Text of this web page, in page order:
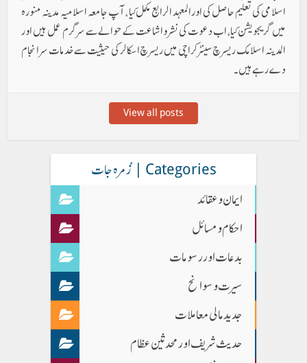
اسلامی کی تعلیم حاصل کی اورالمعہد الرابع مکمل کیا ، آپ جامعہ اسلامیہ مدینہ منورہ
میں گریجویشن کیا، اب دعوت کی نشر و اشاعت کے حوالےسے سرگرم عمل ہیں اور
المدینہ اسلامک ریسرچ سینٹر کراچی میں ریسرچ اسکالر کی حیثیت سے خدمات سر انجام
دے رہے ہیں ۔
View all posts
Categories | زُمرہ جات
ایمان وعقائد
احکام و مسائل
بدعات اور رسومات
سیرت و سوانح
جدید مالی معاملات
حدیث شریف اور محدثین عظام